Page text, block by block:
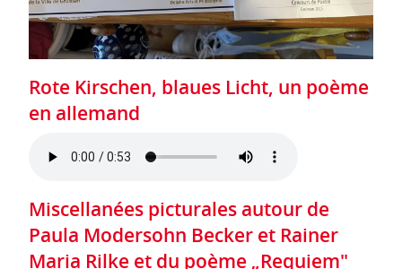
Rote Kirschen, blaues Licht, un poème
en allemand
Miscellanées picturales autour de
Paula Modersohn Becker et Rainer
Maria Rilke et du poème „Requiem"